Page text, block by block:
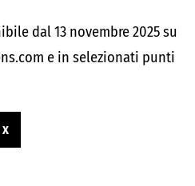
dal 13 novembre 2025 su
e in selezionati punti
X